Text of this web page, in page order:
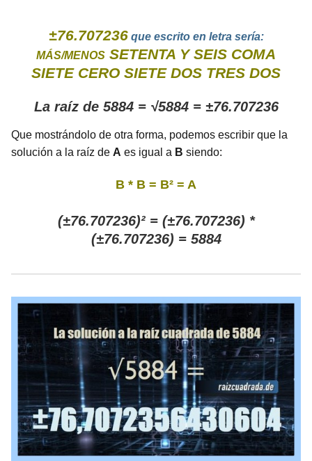
±76.707236que escrito en letra sería:
MÁS/MENOS SETENTA Y SEIS COMA
SIETE CERO SIETE DOS TRES DOS
La raíz de 5884 = √5884 = ±76.707236
Que mostrándolo de otra forma, podemos escribir que la
solución a la raíz de A es igual a B siendo:
B * B = B² = A
(±76.707236)² = (±76.707236) *
(±76.707236) = 5884